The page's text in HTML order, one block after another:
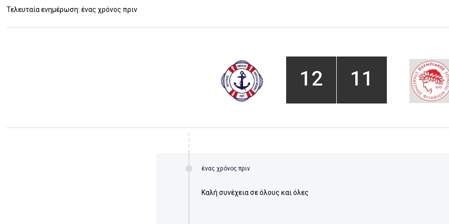
Τελευταία ενημέρωση: ένας χρόνος πριν
12 11
ένας χρόνος πριν
Καλή συνέχεια σε όλους και όλες